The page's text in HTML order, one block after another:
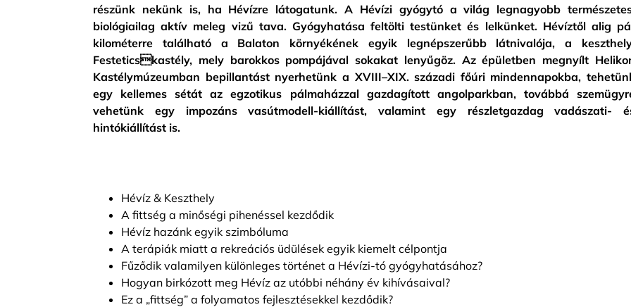
részünk nekünk is, ha Hévízre látogatunk. A Hévízi gyógytó a világ legnagyobb
biológiailag aktív meleg vizű tava. Gyógyhatása feltölti testünket és lelkünket. Hévíztől alig
kilométerre található a Balaton környékének egyik legnépszerűbb látnivalója, a
Festeticskastély, mely barokkos pompájával sokakat lenyűgöz. Az épületben megnyílt
Kastélymúzeumban bepillantást nyerhetünk a XVIII–XIX. századi főúri mindennapokba,
egy kellemes sétát az egzotikus pálmaházzal gazdagított angolparkban, továbbá
vehetünk egy impozáns vasútmodell-kiállítást, valamint egy részletgazdag vadászati-
hintókiállítást is.
Hévíz & Keszthely
A fittség a minőségi pihenéssel kezdődik
Hévíz hazánk egyik szimbóluma
A terápiák miatt a rekreációs üdülések egyik kiemelt célpontja
Fűződik valamilyen különleges történet a Hévízi-tó gyógyhatásához?
Hogyan birkózott meg Hévíz az utóbbi néhány év kihívásaival?
Ez a „fittség” a folyamatos fejlesztésekkel kezdődik?